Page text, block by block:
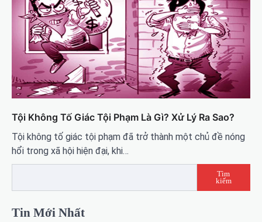
Tội Không Tố Giác Tội Phạm Là Gì? Xử Lý Ra Sao?
Tội không tố giác tội phạm đã trở thành một chủ đề nóng
hổi trong xã hội hiện đại, khi…
Tìm
kiếm
Tin Mới Nhất